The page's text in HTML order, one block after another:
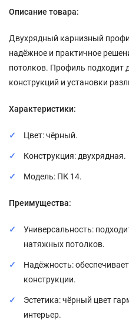
Описание товара:
Двухрядный карнизный
надёжное и практичное
потолков. Профиль подходит
конструкций и установки
Характеристики:
Цвет: чёрный.
Конструкция: двухрядная.
Модель: ПК 14.
Преимущества:
Универсальность:
натяжных потолков.
Надёжность:
конструкции.
Эстетика: чёрный цвет
интерьер.